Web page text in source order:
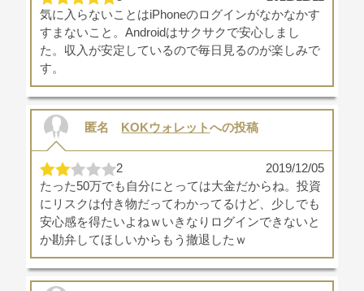
気に入らないことはiPhoneのログインがなかなかす
すまないこと。Androidはサクサクで安心しまし
た。収入が安定しているので毎日見るのが楽しみで
す。
匿名 KOKウォレットへの投稿
2019/12/05
2
たった50万でも自分にとっては大金だからね。投資
にリスクは付き物だってわかってるけど、少しでも
安心感を得たいよねｗいきなりログインできないと
か勘弁してほしいからもう撤退したｗ